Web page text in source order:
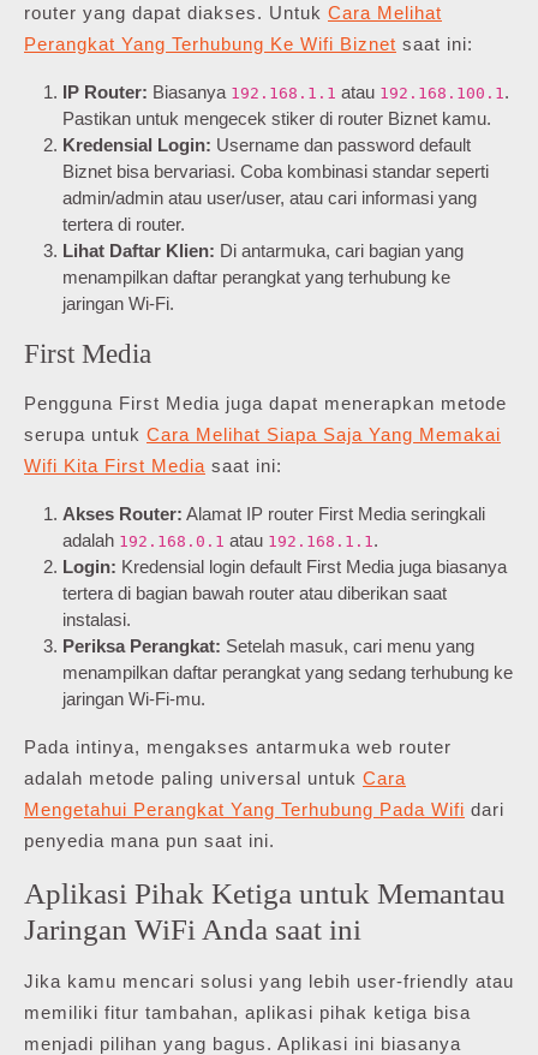
router yang dapat diakses. Untuk Cara Melihat
Perangkat Yang Terhubung Ke Wifi Biznet saat ini:
IP Router: Biasanya 192.168.1.1 atau 192.168.100.1 .
Pastikan untuk mengecek stiker di router Biznet kamu.
Kredensial Login: Username dan password default
Biznet bisa bervariasi. Coba kombinasi standar seperti
admin/admin atau user/user, atau cari informasi yang
tertera di router.
Lihat Daftar Klien: Di antarmuka, cari bagian yang
menampilkan daftar perangkat yang terhubung ke
jaringan Wi-Fi.
First Media
Pengguna First Media juga dapat menerapkan metode
serupa untuk Cara Melihat Siapa Saja Yang Memakai
Wifi Kita First Media saat ini:
Akses Router: Alamat IP router First Media seringkali
adalah 192.168.0.1 atau 192.168.1.1 .
Login: Kredensial login default First Media juga biasanya
tertera di bagian bawah router atau diberikan saat
instalasi.
Periksa Perangkat: Setelah masuk, cari menu yang
menampilkan daftar perangkat yang sedang terhubung ke
jaringan Wi-Fi-mu.
Pada intinya, mengakses antarmuka web router
adalah metode paling universal untuk Cara
Mengetahui Perangkat Yang Terhubung Pada Wifi dari
penyedia mana pun saat ini.
Aplikasi Pihak Ketiga untuk Memantau
Jaringan WiFi Anda saat ini
Jika kamu mencari solusi yang lebih user-friendly atau
memiliki fitur tambahan, aplikasi pihak ketiga bisa
menjadi pilihan yang bagus. Aplikasi ini biasanya